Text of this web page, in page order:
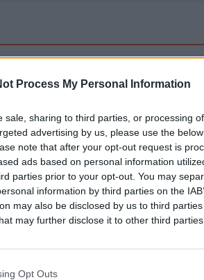
Process My Personal Information
sale, sharing to third parties, or processing
advertising by us, please use the
note that after your opt-out request is
ads based on personal information
parties prior to your opt-out. You may
information by third parties on the
may also be disclosed by us to third
may further disclose it to other third parties.
Opt Outs
kotvu a montážnu penu